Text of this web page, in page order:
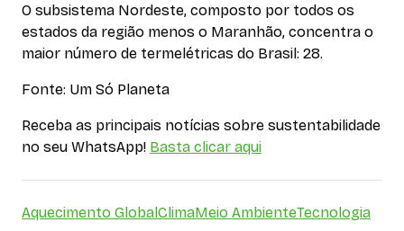
O subsistema Nordeste, composto por todos os
estados da região menos o Maranhão, concentra o
maior número de termelétricas do Brasil: 28.
Fonte: Um Só Planeta
Receba as principais notícias sobre sustentabilidade
no seu WhatsApp! Basta clicar aqui
Aquecimento GlobalClimaMeio AmbienteTecnologia